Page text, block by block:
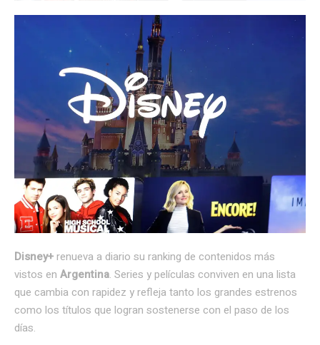
Disney+ renueva a diario su ranking de contenidos más
vistos en Argentina. Series y películas conviven en una lista
que cambia con rapidez y refleja tanto los grandes estrenos
como los títulos que logran sostenerse con el paso de los
días.